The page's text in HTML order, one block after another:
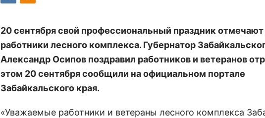
20 сентября свой профессиональный праздник отмечают
работники лесного комплекса. Губернатор
Александр Осипов поздравил работников и ветеранов
этом 20 сентября сообщили на официальном портале
Забайкальского края.
«Уважаемые работники и ветераны лесного комплекса